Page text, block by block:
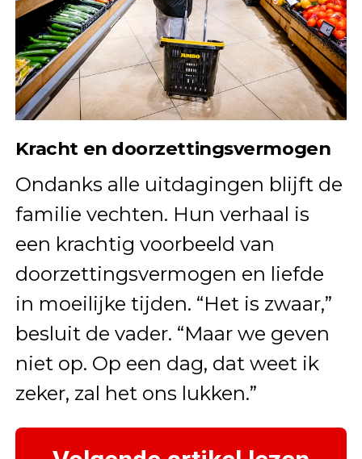
Kracht en doorzettingsvermogen
Ondanks alle uitdagingen blijft de
familie vechten. Hun verhaal is
een krachtig voorbeeld van
doorzettingsvermogen en liefde
in moeilijke tijden. “Het is zwaar,”
besluit de vader. “Maar we geven
niet op. Op een dag, dat weet ik
zeker, zal het ons lukken.”